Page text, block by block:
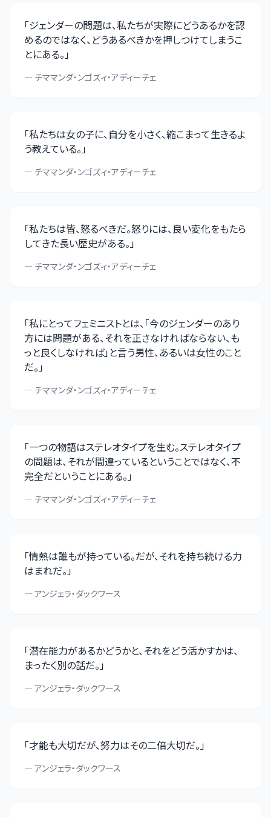
「ジェンダーの問題は、私たちが実際にどうあるかを認
めるのではなく、どうあるべきかを押しつけてしまうこ
とにある。」
— チママンダ・ンゴズィ・アディーチェ
「私たちは女の子に、自分を小さく、縮こまって生きるよ
う教えている。」
— チママンダ・ンゴズィ・アディーチェ
「私たちは皆、怒るべきだ。怒りには、良い変化をもたら
してきた長い歴史がある。」
— チママンダ・ンゴズィ・アディーチェ
「私にとってフェミニストとは、「今のジェンダーのあり
方には問題がある、それを正さなければならない、も
っと良くしなければ」と言う男性、あるいは女性のこと
だ。」
— チママンダ・ンゴズィ・アディーチェ
「一つの物語はステレオタイプを生む。ステレオタイプ
の問題は、それが間違っているということではなく、不
完全だということにある。」
— チママンダ・ンゴズィ・アディーチェ
「情熱は誰もが持っている。だが、それを持ち続ける力
はまれだ。」
— アンジェラ・ダックワース
「潜在能力があるかどうかと、それをどう活かすかは、
まったく別の話だ。」
— アンジェラ・ダックワース
「才能も大切だが、努力はその二倍大切だ。」
— アンジェラ・ダックワース